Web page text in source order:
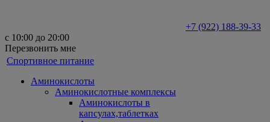
+7 (922) 188-39-33
с 10:00 до 20:00
Перезвонить мне
Спортивное питание
Аминокислоты
Аминокислотные комплексы
Аминокислоты в
капсулах,таблетках